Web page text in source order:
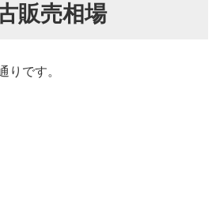
販売相場
りです。